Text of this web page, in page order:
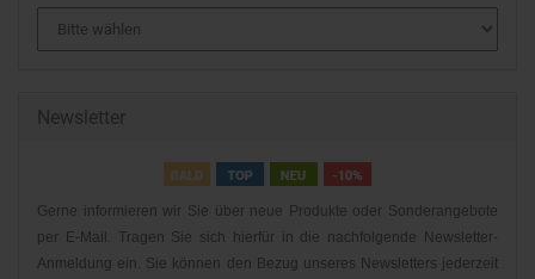
Newsletter
Gerne informieren wir Sie über neue Produkte oder Sonderangebote
per E-Mail. Tragen Sie sich hierfür in die nachfolgende Newsletter-
Anmeldung ein. Sie können den Bezug unseres Newsletters jederzeit